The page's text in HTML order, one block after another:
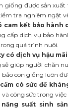
giống được sản
tra nghiêm ngặt
cam kết bảo hành
cấp dịch vụ bảo
quá trình nuôi.
có dịch vụ hậu
giúp người chăn
con giống luôn
có sức đề
công sức trong
suất sinh